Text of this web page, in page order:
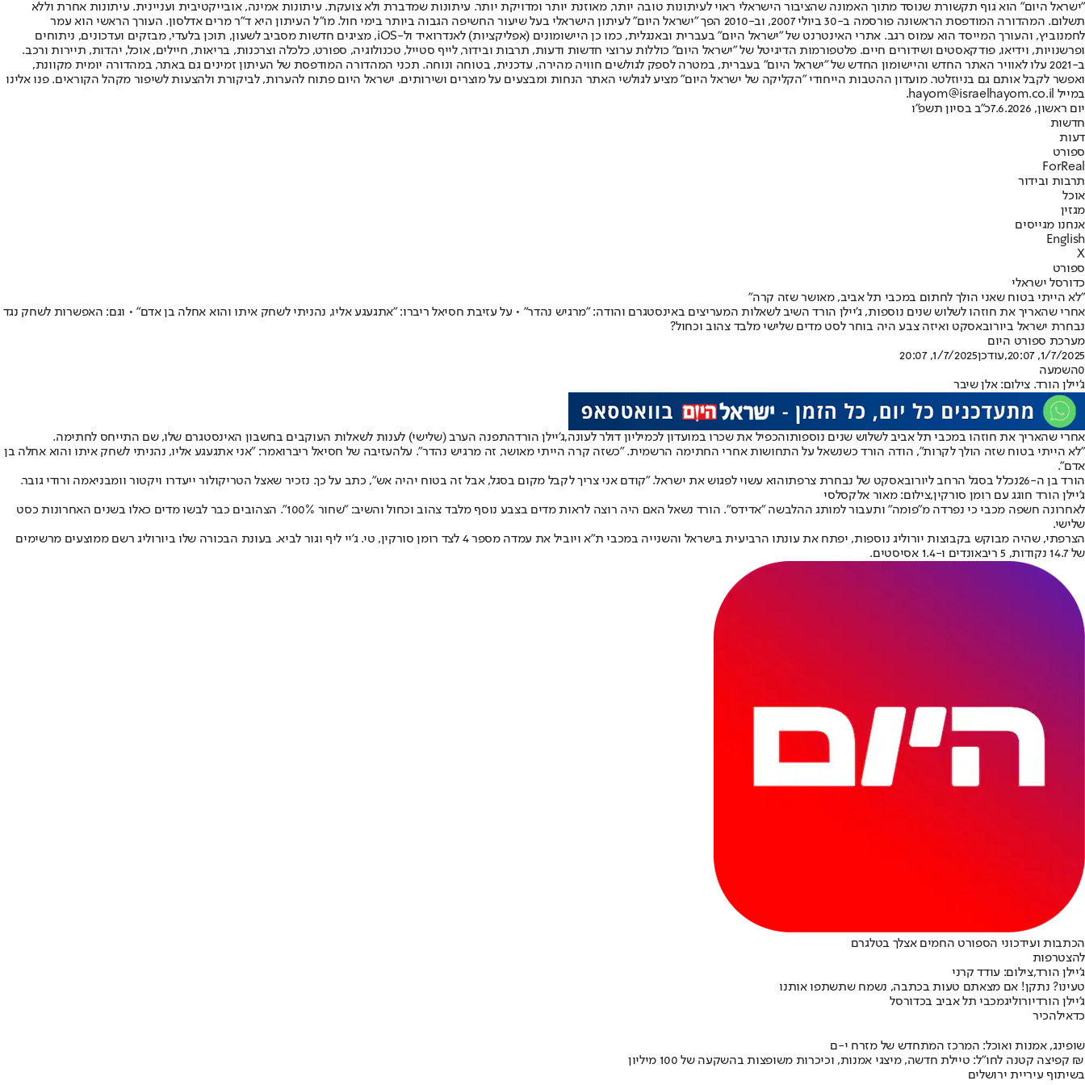
"ישראל היום" הוא גוף תקשורת שנוסד מתוך האמונה שהציבור הישראלי ראוי לעיתונות טובה יותר, מאוזנת יותר ומדויקת יותר. עיתונות שמדברת ולא צועקת. עיתונות אמינה, אובייקטיבית ועניינית. עיתונות אחרת וללא
תשלום. המהדורה המודפסת הראשונה פורסמה ב-30 ביולי 2007, וב-2010 הפך "ישראל היום" לעיתון הישראלי בעל שיעור החשיפה הגבוה ביותר בימי חול. מו"ל העיתון היא ד"ר מרים אדלסון. העורך הראשי הוא עמר
לחמנוביץ, והעורך המייסד הוא עמוס רגב. אתרי האינטרנט של "ישראל היום" בעברית ובאנגלית, כמו כן היישומונים (אפליקציות) לאנדרואיד ול-iOS, מציגים חדשות מסביב לשעון, תוכן בלעדי, מבזקים ועדכונים, ניתוחים
ופרשנויות, וידיאו, פודקאסטים ושידורים חיים. פלטפורמות הדיגיטל של "ישראל היום" כוללות ערוצי חדשות ודעות, תרבות ובידור, לייף סטייל, טכנולוגיה, ספורט, כלכלה וצרכנות, בריאות, חיילים, אוכל, יהדות, תיירות ורכב.
ב-2021 עלו לאוויר האתר החדש והיישומון החדש של "ישראל היום" בעברית, במטרה לספק לגולשים חוויה מהירה, עדכנית, בטוחה ונוחה. תכני המהדורה המודפסת של העיתון זמינים גם באתר, במהדורה יומית מקוונת,
ואפשר לקבל אותם גם בניוזלטר. מועדון ההטבות הייחודי "הקליקה של ישראל היום" מציע לגולשי האתר הנחות ומבצעים על מוצרים ושירותים. ישראל היום פתוח להערות, לביקורת ולהצעות לשיפור מקהל הקוראים. פנו אלינו
במייל hayom@israelhayom.co.il.
יום ראשון, 7.6.2026
כ"ב בסיון תשפ"ו
חדשות
דעות
ספורט
ForReal
תרבות ובידור
אוכל
מגזין
אנחנו מגייסים
English
X
ספורט
כדורסל ישראלי
"לא הייתי בטוח שאני הולך לחתום במכבי תל אביב, מאושר שזה קרה"
אחרי שהאריך את חוזהו לשלוש שנים נוספות, ג'יילן הורד השיב לשאלות המעריצים באינסטגרם והודה: "מרגיש נהדר" • על עזיבת חסיאל ריברו: "אתגעגע אליו, נהניתי לשחק איתו והוא אחלה בן אדם" • וגם: האפשרות לשחק נגד
נבחרת ישראל ביורובאסקט ואיזה צבע היה בוחר לסט מדים שלישי מלבד צהוב וכחול?
מערכת ספורט היום
1/7/2025, 20:07
,עודכן1/7/2025, 20:07
0השמעה
ג'יילן הורד. צילום: אלן שיבר
אחרי שהאריך את חוזהו במכבי תל אביב לשלוש שנים נוספותוהכפיל את שכרו במועדון לכמיליון דולר לעונה,ג'יילן הורדהתפנה הערב (שלישי) לענות לשאלות העוקבים בחשבון האינסטגרם שלו, שם התייחס לחתימה.
"לא הייתי בטוח שזה הולך לקרות", הודה הורד כשנשאל על התחושות אחרי החתימה הרשמית. "כשזה קרה הייתי מאושר, זה מרגיש נהדר". עלהעזיבה של חסיאל ריברואמר: "אני אתגעגע אליו, נהניתי לשחק איתו והוא אחלה בן
אדם".
הורד בן ה-26
נכלל בסגל הרחב ליורובאסקט של נבחרת צרפתוהוא עשוי לפגוש את ישראל. "קודם אני צריך לקבל מקום בסגל, אבל זה בטוח יהיה אש", כתב על כך. נזכיר שאצל הטריקולור ייעדרו ויקטור וומבניאמה ורודי גובר.
ג'יילן הורד חוגג עם רומן סורקין,צילום: מאור אלקסלסי
לאחרונה חשפה מכבי כי נפרדה מ"פומה" ותעבור למותג ההלבשה "אדידס". הורד נשאל האם היה רוצה לראות מדים בצבע נוסף מלבד צהוב וכחול והשיב: "שחור 100%". הצהובים כבר לבשו מדים כאלו בשנים האחרונות כסט
שלישי.
הצרפתי, שהיה מבוקש בקבוצות יורוליג נוספות, יפתח את עונתו הרביעית בישראל והשנייה במכבי ת"א ויוביל את עמדה מספר 4 לצד רומן סורקין, טי. ג'יי ליף וגור לביא. בעונת הבכורה שלו ביורוליג רשם ממוצעים מרשימים
של 14.7 נקודות, 5 ריבאונדים ו-1.4 אסיסטים.
הכתבות ועידכוני הספורט החמים אצלך בטלגרם
להצטרפות
ג'יילן הורד,צילום: עודד קרני
טעינו? נתקן! אם מצאתם טעות בכתבה, נשמח שתשתפו אותנו
ג'יילן הורדיורוליגמכבי תל אביב בכדורסל
כדאילהכיר
שופינג, אמנות ואוכל: המרכז המתחדש של מזרח י-ם
קפיצה קטנה לחו"ל: טיילת חדשה, מיצגי אמנות, וכיכרות משופצות בהשקעה של 100 מיליון ₪
בשיתוף עיריית ירושלים